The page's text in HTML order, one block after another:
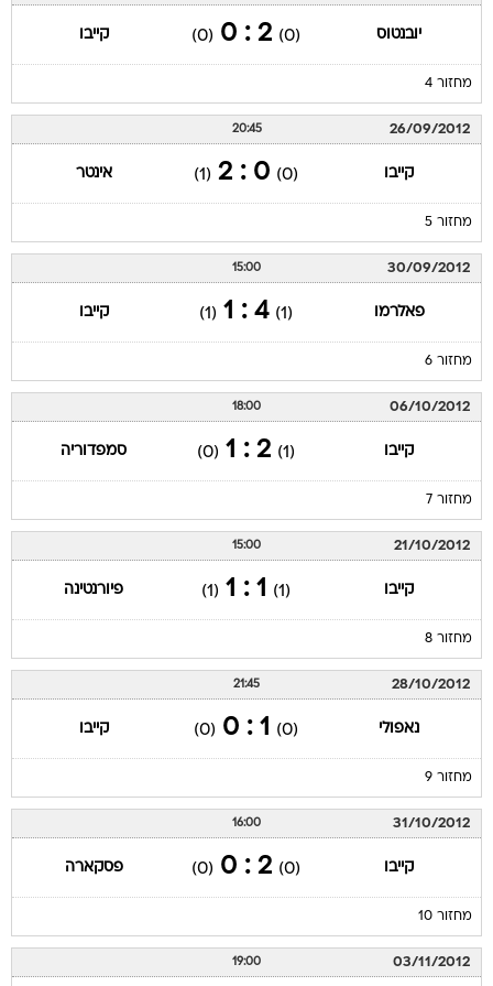
יובנטוס (0)
2 : 0
(0) קייבו
מחזור 4
26/09/2012
20:45
קייבו (0)
0 : 2
(1) אינטר
מחזור 5
30/09/2012
15:00
פאלרמו (1)
4 : 1
(1) קייבו
מחזור 6
06/10/2012
18:00
קייבו (1)
2 : 1
(0) סמפדוריה
מחזור 7
21/10/2012
15:00
קייבו (1)
1 : 1
(1) פיורנטינה
מחזור 8
28/10/2012
21:45
נאפולי (0)
1 : 0
(0) קייבו
מחזור 9
31/10/2012
16:00
קייבו (0)
2 : 0
(0) פסקארה
מחזור 10
03/11/2012
19:00